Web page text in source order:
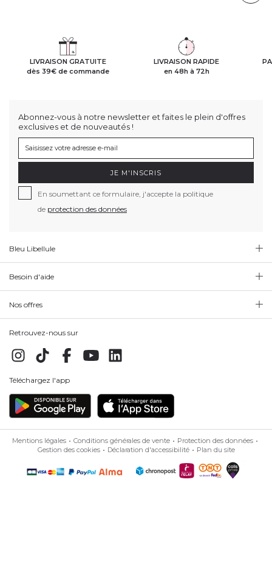
LIVRAISON GRATUITE
dès 39€ de commande
LIVRAISON RAPIDE
en 48h à 72h
Abonnez-vous à notre newsletter et faites le plein d'offres
exclusives et de nouveautés !
JE M'INSCRIS
En soumettant ce formulaire, j'accepte la politique
de protection des données
Bleu Libellule
Besoin d'aide
Nos offres
Retrouvez-nous sur
Téléchargez l'app
Mentions légales Conditions générales de vente
Protection des données
Gestion des cookies
Déclaration d'accessibilité Plan du site